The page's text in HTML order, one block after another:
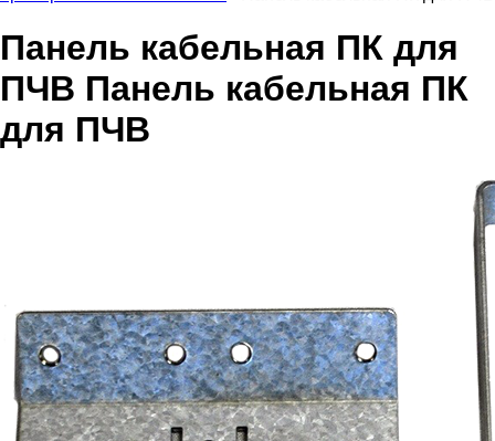
Панель кабельная ПК для
ПЧВ Панель кабельная ПК
для ПЧВ